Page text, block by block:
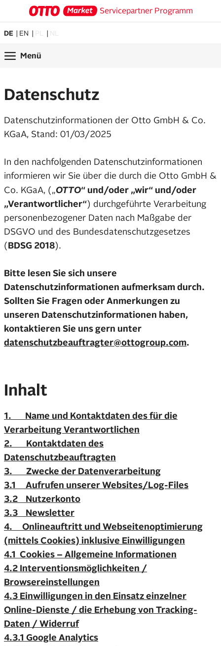
Servicepartner Programm
DE EN PL NL
Menü
Datenschutz
Datenschutzinformationen der Otto GmbH & Co.
KGaA, Stand: 01/03/2025
In den nachfolgenden Datenschutzinformationen
informieren wir Sie über die durch die Otto GmbH &
Co. KGaA, („OTTO“ und/oder „wir“ und/oder
„Verantwortlicher“) durchgeführte Verarbeitung
personenbezogener Daten nach Maßgabe der
DSGVO und des Bundesdatenschutzgesetzes
(BDSG 2018).
Bitte lesen Sie sich unsere
Datenschutzinformationen aufmerksam durch.
Sollten Sie Fragen oder Anmerkungen zu
unseren Datenschutzinformationen haben,
kontaktieren Sie uns gern unter
datenschutzbeauftragter@ottogroup.com.
Inhalt
1. Name und Kontaktdaten des für die
Verarbeitung Verantwortlichen
2. Kontaktdaten des
Datenschutzbeauftragten
3. Zwecke der Datenverarbeitung
3.1 Aufrufen unserer Websites/Log-Files
3.2 Nutzerkonto
3.3 Newsletter
4. Onlineauftritt und Webseitenoptimierung
(mittels Cookies) inklusive Einwilligungen
4.1 Cookies – Allgemeine Informationen
4.2 Interventionsmöglichkeiten /
Browsereinstellungen
4.3 Einwilligungen in den Einsatz einzelner
Online-Dienste / die Erhebung von Tracking-
Daten / Widerruf
4.3.1 Google Analytics